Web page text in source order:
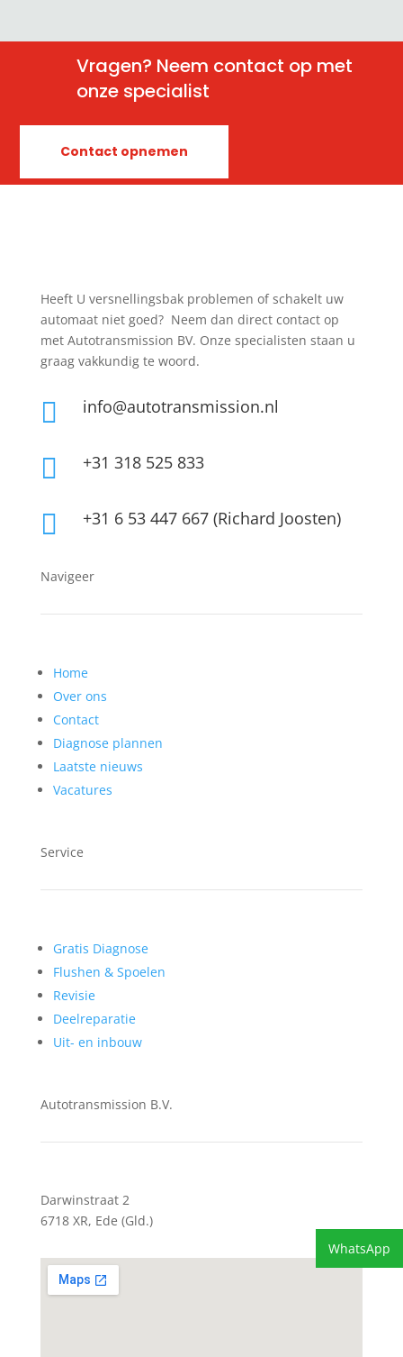
Vragen? Neem contact op met
onze specialist
Contact opnemen
Heeft U versnellingsbak problemen of schakelt uw
automaat niet goed? Neem dan direct contact op
met Autotransmission BV. Onze specialisten staan u
graag vakkundig te woord.
 info@autotransmission.nl
 +31 318 525 833
 +31 6 53 447 667 (Richard Joosten)
Navigeer
Home
Over ons
Contact
Diagnose plannen
Laatste nieuws
Vacatures
Service
Gratis Diagnose
Flushen & Spoelen
Revisie
Deelreparatie
Uit- en inbouw
Autotransmission B.V.
Darwinstraat 2
6718 XR, Ede (Gld.)
WhatsApp